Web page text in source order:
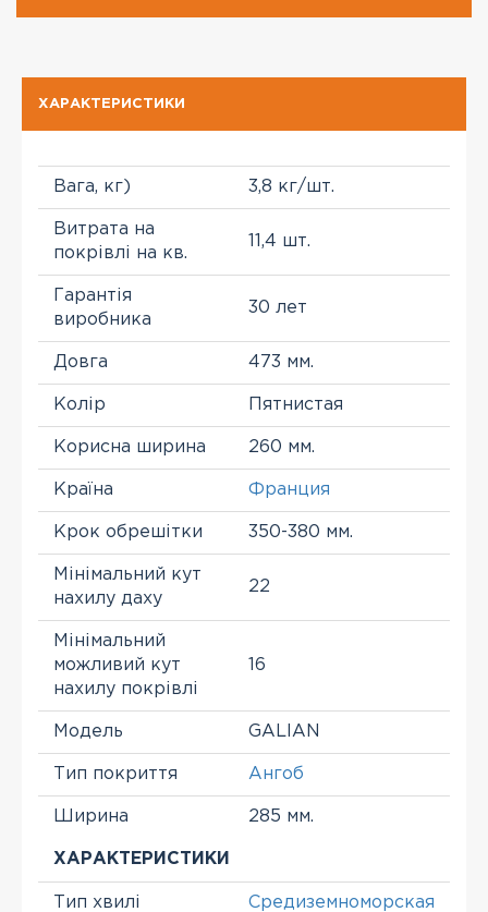
ХАРАКТЕРИСТИКИ
Вага, кг) 3,8 кг/шт.
Витрата на
покрівлі на кв.
11,4 шт.
Гарантія
виробника
30 лет
Довга 473 мм.
Колір Пятнистая
Корисна ширина 260 мм.
Країна Франция
Крок обрешітки 350-380 мм.
Мінімальний кут
нахилу даху
22
Мінімальний
можливий кут
нахилу покрівлі
16
Модель GALIAN
Тип покриття Ангоб
Ширина 285 мм.
ХАРАКТЕРИСТИКИ
Тип хвилі Средиземноморская